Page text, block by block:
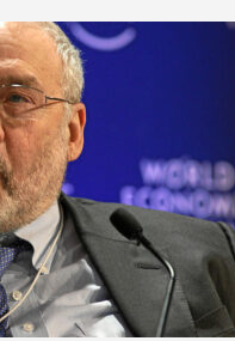
일 지향 2국가론: 한반도 평화의
산건설 박재윤 강제추행 사건, 무